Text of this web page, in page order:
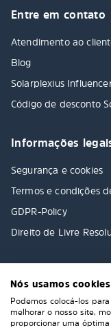
Entre em contato
Atendimento ao
Blog
Solarplexius
Código de desconto
Informações
Segurança e cookies
Termos e condições
GDPR-Policy
Direito de Livre
Nós usamos cookies
Podemos colocá-los
melhorar o nosso site,
proporcionar uma